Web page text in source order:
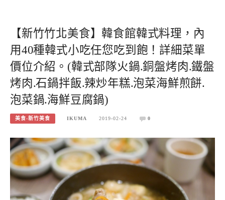
【新竹竹北美食】韓食館韓式料理，內
用40種韓式小吃任您吃到飽！詳細菜單
價位介紹。(韓式部隊火鍋.銅盤烤肉.鐵盤
烤肉.石鍋拌飯.辣炒年糕.泡菜海鮮煎餅.
泡菜鍋.海鮮豆腐鍋)
美食-新竹美食 IKUMA 2019-02-24 0